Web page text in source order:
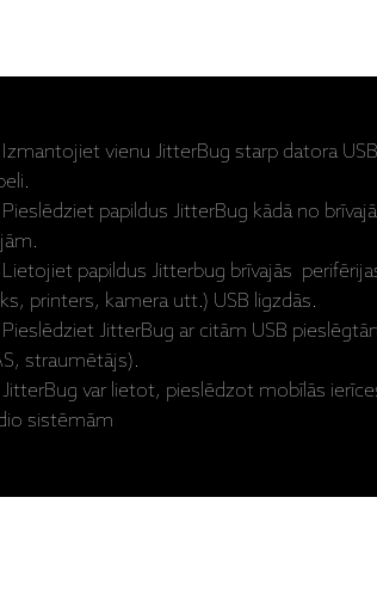
Izmantojiet vienu JitterBug starp datora
Pieslēdziet papildus JitterBug kādā no
Lietojiet papildus Jitterbug brīvajās
printers, kamera utt.) USB ligzdās.
Pieslēdziet JitterBug ar citām USB
straumētājs).
JitterBug var lietot, pieslēdzot mobīlās
sistēmām